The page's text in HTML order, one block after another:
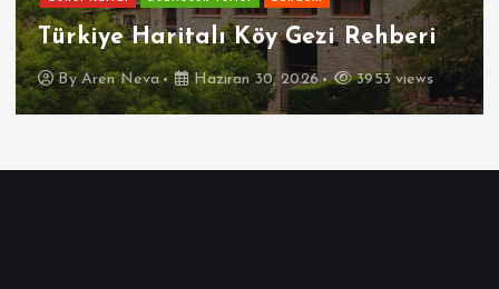
Türkiye’nin En Güzel 100 Köyü
ByAren Neva Haziran 30, 2026 6566 views